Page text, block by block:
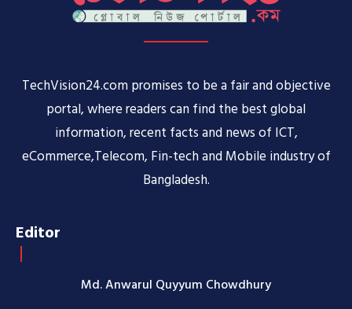
TechVision24.com promises to be a fair and objective
portal, where readers can find the best global
information, recent facts and news of ICT,
eCommerce,Telecom, Fin-tech and Mobile industry of
Bangladesh.
Editor
Md. Anwarul Quyyum Chowdhury